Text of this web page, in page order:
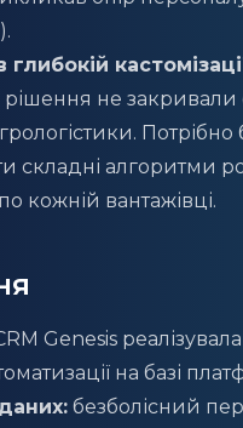
рішення не закривали
Потрібно
складні алгоритми
кожній вантажівці.
Genesis
на базі
безболісний